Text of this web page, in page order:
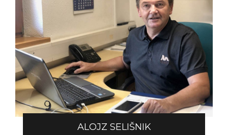
ALOJZ SELIŠNIK